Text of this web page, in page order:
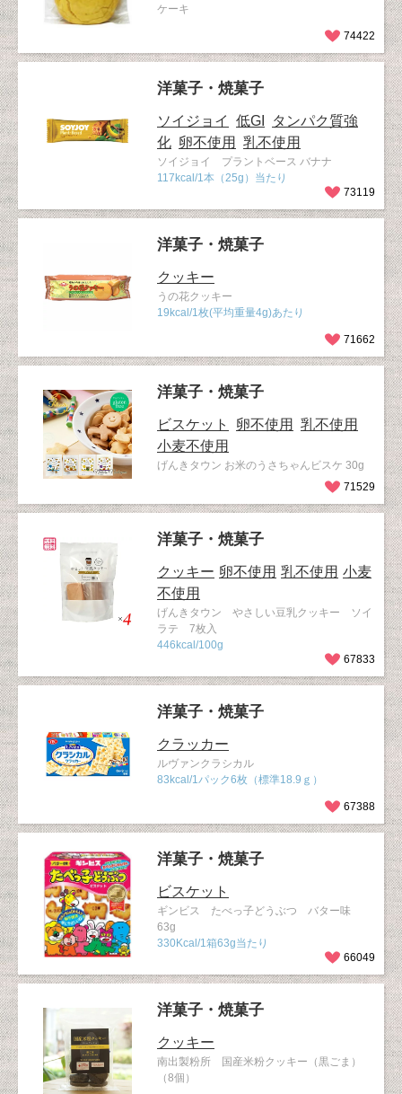
ケーキ
74422
洋菓子・焼菓子
ソイジョイ 低GI
タンパク質強
化 卵不使用 乳不使用
ソイジョイ プラントベース バナナ
117kcal/1本（25g）当たり
73119
洋菓子・焼菓子
クッキー
うの花クッキー
19kcal/1枚(平均重量4g)あたり
71662
洋菓子・焼菓子
ビスケット 卵不使用
乳不使用
小麦不使用
げんきタウン お米のうさちゃんビスケ 30g
71529
洋菓子・焼菓子
クッキー 卵不使用 乳不使用 小麦
不使用
げんきタウン やさしい豆乳クッキー ソイ
ラテ 7枚入
446kcal/100g
67833
洋菓子・焼菓子
クラッカー
ルヴァンクラシカル
83kcal/1パック6枚（標準18.9ｇ）
67388
洋菓子・焼菓子
ビスケット
ギンビス たべっ子どうぶつ バター味
63g
330Kcal/1箱63g当たり
66049
洋菓子・焼菓子
クッキー
南出製粉所 国産米粉クッキー（黒ごま）
（8個）